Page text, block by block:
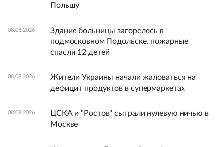
Польшу
08.08.2026
Здание больницы загорелось в
подмосковном Подольске, пожарные
спасли 12 детей
08.08.2026
Жители Украины начали жаловаться на
дефицит продуктов в супермаркетах
08.08.2026
ЦСКА и "Ростов" сыграли нулевую ничью в
Москве